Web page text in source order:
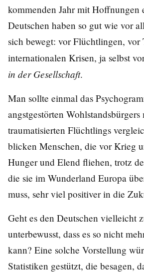
kommenden Jahr mit Hoffnungen
Deutschen haben so gut wie vor
sich bewegt: vor Flüchtlingen, vor
internationalen Krisen, ja selbst
in der Gesellschaft.
Man sollte einmal das
angstgestörten
traumatisierten Flüchtlings
blicken Menschen, die vor Krieg
Hunger und Elend fliehen, trotz
die sie im Wunderland Europa
muss, sehr viel positiver in die
Geht es den Deutschen vielleicht
unterbewusst, dass es so nicht
kann? Eine solche Vorstellung
Statistiken gestützt, die besagen,